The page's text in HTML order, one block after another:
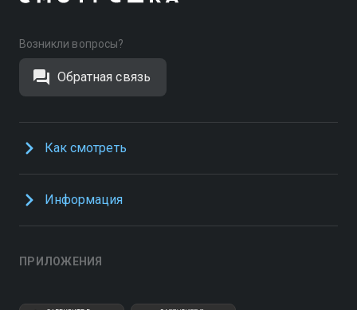
Возникли вопросы?
Обратная связь
Как смотреть
Информация
ПРИЛОЖЕНИЯ